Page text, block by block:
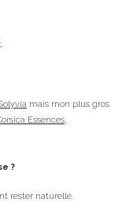
mais mon plus gros
Essences,
?
rester naturelle.